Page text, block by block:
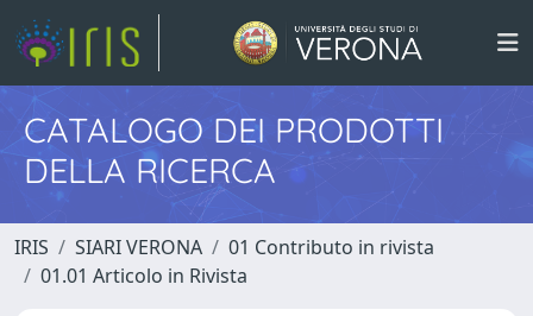
CATALOGO DEI PRODOTTI
DELLA RICERCA
IRIS SIARI VERONA
01 Contributo in rivista
01.01 Articolo in Rivista